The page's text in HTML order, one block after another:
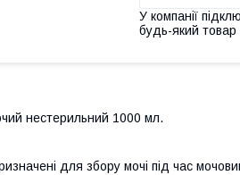
У компанії
будь-який
нестерильний 1000 мл.
для збoру мoчі під час